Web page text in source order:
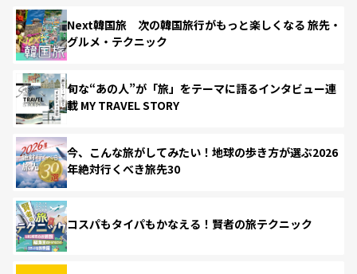
Next韓国旅 次の韓国旅行がもっと楽しくなる 旅先・
グルメ・テクニック
旬な“あの人”が「旅」をテーマに語るインタビュー連
載 MY TRAVEL STORY
今、こんな旅がしてみたい！地球の歩き方が選ぶ2026
年絶対行くべき旅先30
コスパもタイパもかなえる！賢者の旅テクニック